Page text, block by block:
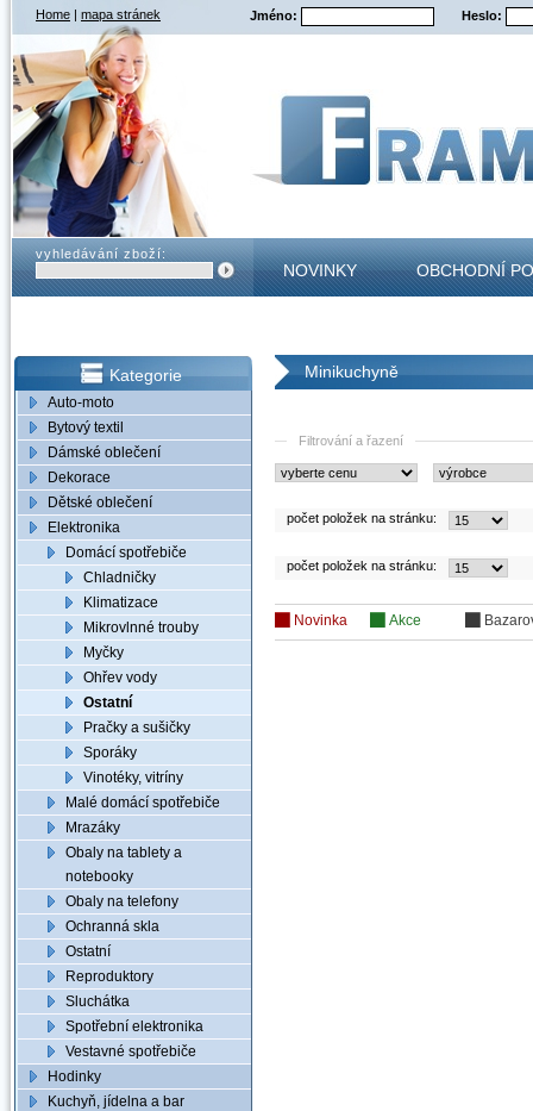
Home | mapa stránek Jméno: Heslo:
vyhledávání zboží:
NOVINKY OBCHODNÍ
Kategorie
Auto-moto
Bytový textil
Dámské oblečení
Dekorace
Dětské oblečení
Elektronika
Domácí spotřebiče
Chladničky
Klimatizace
Mikrovlnné trouby
Myčky
Ohřev vody
Ostatní
Pračky a sušičky
Sporáky
Vinotéky, vitríny
Malé domácí spotřebiče
Mrazáky
Obaly na tablety a
notebooky
Obaly na telefony
Ochranná skla
Ostatní
Reproduktory
Sluchátka
Spotřební elektronika
Vestavné spotřebiče
Hodinky
Kuchyň, jídelna a bar
Minikuchyně
Filtrování a řazení
počet položek na stránku:
počet položek na stránku:
Novinka Akce